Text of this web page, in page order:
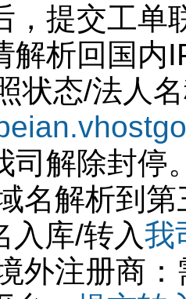
，提交工单
解析回国内
状态/法人
司解除封停
名解析到
入库/转入我
外注册商